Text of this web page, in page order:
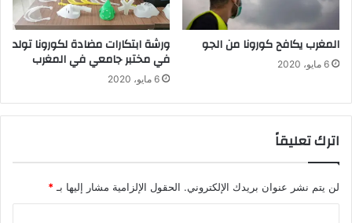
المغرب يكافح كورونا من الجو
6 مايو، 2020
ورشة ابتكارات مضادة لكورونا تولد
في مختبر جامعي في المغرب
6 مايو، 2020
اترك تعليقاً
لن يتم نشر عنوان بريدك الإلكتروني. الحقول الإلزامية مشار إليها بـ *